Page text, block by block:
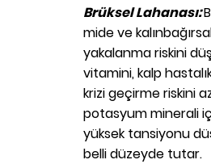
Brüksel Lahanası:
mide ve
yakalanma riskini
vitamini, kalp
krizi geçirme riskini
potasyum minerali
yüksek tansiyonu
belli düzeyde tutar.